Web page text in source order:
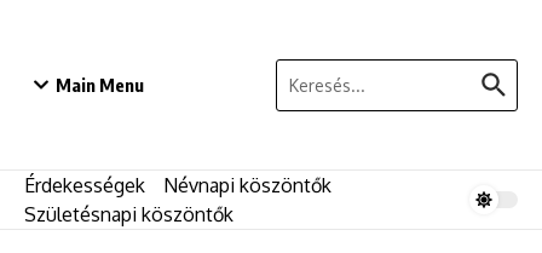
Main Menu
Keresés:
Érdekességek
Névnapi köszöntők
Születésnapi köszöntők